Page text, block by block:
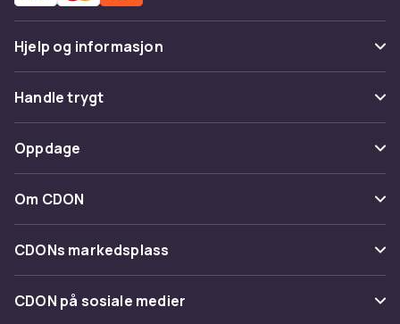
Hjelp og informasjon
Vanlige spørsmål
Spor pakke
Angre & returner her
Kontakt oss
Handle trygt
Betaling
Levering
Tilbakekallinger
Oppdage
Kategorier
Varemerker
Om CDON
Om oss
Kundeanmeldelser
Jobbe på CDON
CDONs markedsplass
Merchant Help Center
CDON på sosiale medier